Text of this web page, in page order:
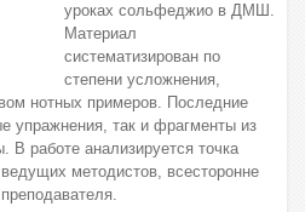
уроках сольфеджио в ДМШ.
Материал
систематизирован по
степени усложнения,
нотных примеров. Последние
упражнения, так и фрагменты из
В работе анализируется точка
методистов, всесторонне